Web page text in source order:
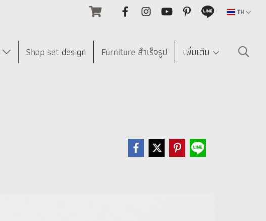
TH
Shop set design Furniture สำเร็จรูป เพิ่มเติม